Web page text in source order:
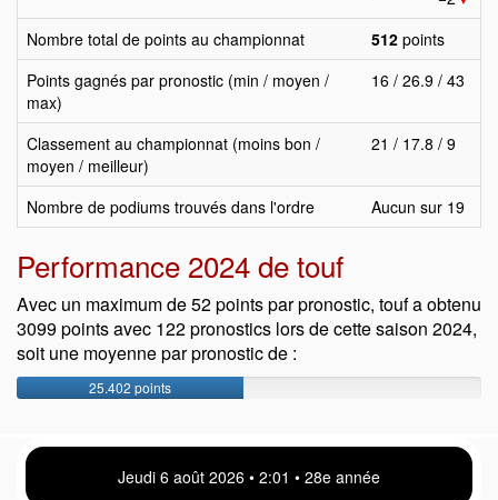
Nombre total de points au championnat
512 points
Points gagnés par pronostic (min / moyen /
max)
16 / 26.9 / 43
Classement au championnat (moins bon /
moyen / meilleur)
21 / 17.8 / 9
Nombre de podiums trouvés dans l'ordre Aucun sur 19
Performance 2024 de touf
Avec un maximum de 52 points par pronostic, touf a obtenu
3099 points avec 122 pronostics lors de cette saison 2024,
soit une moyenne par pronostic de :
25.402 points
Jeudi 6 août 2026 • 2 01 • 28e année